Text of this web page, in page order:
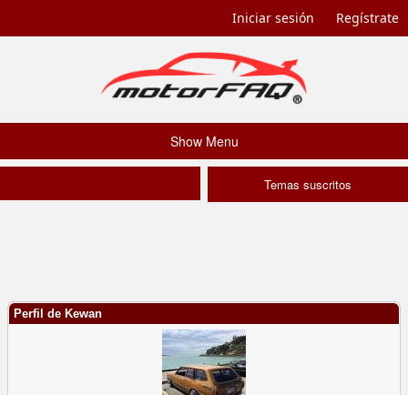
Iniciar sesión Regístrate
Show Menu
Temas suscritos
Perfil de Kewan